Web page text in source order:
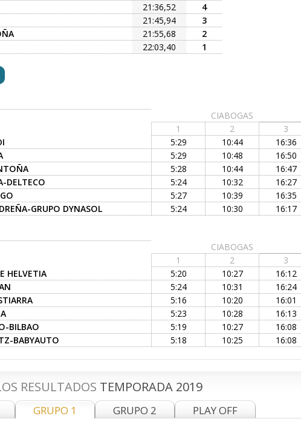
21:36,52
4
21:45,94
3
21:55,68
2
22:03,40 1
CIABOGAS
1 2 3
5:29 10:44 16:36
5:29 10:48 16:50
5:28 10:44 16:47
DELTECO 5:24 10:32 16:27
5:27 10:39 16:35
GRUPO DYNASOL 5:24 10:30 16:17
CIABOGAS
1 2 3
HELVETIA 5:20 10:27 16:12
5:24 10:31 16:24
5:16 10:20 16:01
5:23 10:28 16:13
BILBAO 5:19 10:27 16:08
BABYAUTO 5:18 10:25 16:08
RESULTADOS TEMPORADA 2019
GRUPO 1 GRUPO 2 PLAY OFF